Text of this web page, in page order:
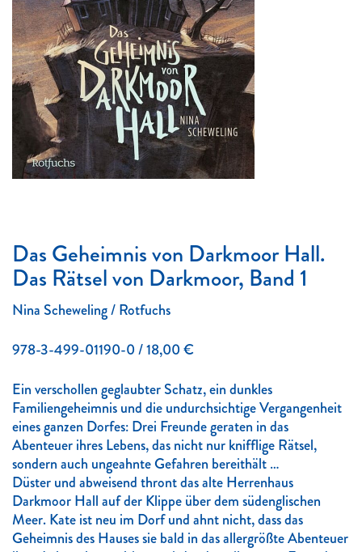
Das Geheimnis von Darkmoor Hall.
Das Rätsel von Darkmoor, Band 1
Nina Scheweling / Rotfuchs
978-3-499-01190-0 / 18,00 €
Ein verschollen geglaubter Schatz, ein dunkles
Familiengeheimnis und die undurchsichtige Vergangenheit
eines ganzen Dorfes: Drei Freunde geraten in das
Abenteuer ihres Lebens, das nicht nur knifflige Rätsel,
sondern auch ungeahnte Gefahren bereithält …
Düster und abweisend thront das alte Herrenhaus
Darkmoor Hall auf der Klippe über dem südenglischen
Meer. Kate ist neu im Dorf und ahnt nicht, dass das
Geheimnis des Hauses sie bald in das allergrößte Abenteuer